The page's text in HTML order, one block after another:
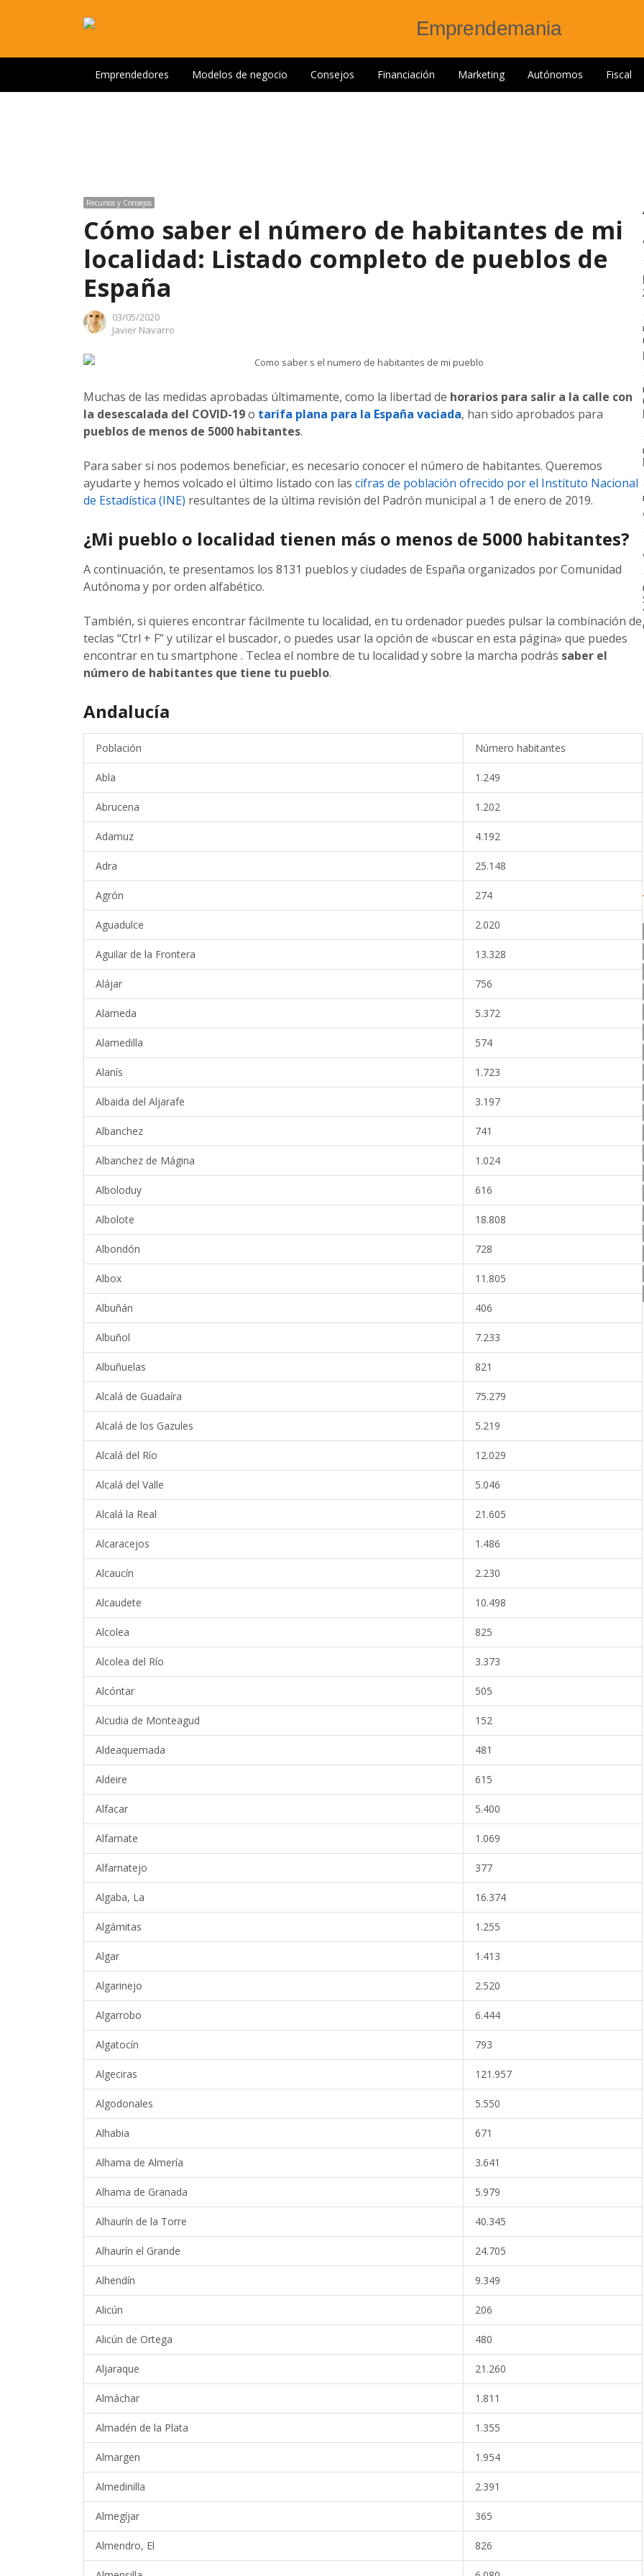
Emprendedores Modelos de negocio Consejos Financiación Marketing Autónomos Fiscal
Recursos y Consejos
Cómo saber el número de habitantes de mi
localidad: Listado completo de pueblos de
España
03/05/2020
Author
Javier Navarro
Muchas de las medidas aprobadas últimamente, como la libertad de horarios para salir a la calle con
la desescalada del COVID-19o tarifa plana para la España vaciada, han sido aprobados para
pueblos de menos de 5000 habitantes.
Para saber si nos podemos beneficiar, es necesario conocer el número de habitantes. Queremos
ayudarte y hemos volcado el último listado con las cifras de población ofrecido por el Instituto Nacional
de Estadística (INE) resultantes de la última revisión del Padrón municipal a 1 de enero de 2019.
¿Mi pueblo o localidad tienen más o menos de 5000 habitantes?
A continuación, te presentamos los 8131 pueblos y ciudades de España organizados por Comunidad
Autónoma y por orden alfabético.
También, si quieres encontrar fácilmente tu localidad, en tu ordenador puedes pulsar la combinación de
teclas “Ctrl + F” y utilizar el buscador, o puedes usar la opción de «buscar en esta página» que puedes
encontrar en tu smartphone . Teclea el nombre de tu localidad y sobre la marcha podrás saber el
número de habitantes que tiene tu pueblo.
Andalucía
Población Número habitantes
Abla 1.249
Abrucena 1.202
Adamuz 4.192
Adra 25.148
Agrón 274
Aguadulce 2.020
Aguilar de la Frontera 13.328
Alájar 756
Alameda 5.372
Alamedilla 574
Alanís 1.723
Albaida del Aljarafe 3.197
Albanchez 741
Albanchez de Mágina 1.024
Alboloduy 616
Albolote 18.808
Albondón 728
Albox 11.805
Albuñán 406
Albuñol 7.233
Albuñuelas 821
Alcalá de Guadaíra 75.279
Alcalá de los Gazules 5.219
Alcalá del Río 12.029
Alcalá del Valle 5.046
Alcalá la Real 21.605
Alcaracejos 1.486
Alcaucín 2.230
Alcaudete 10.498
Alcolea 825
Alcolea del Río 3.373
Alcóntar 505
Alcudia de Monteagud 152
Aldeaquemada 481
Aldeire 615
Alfacar 5.400
Alfarnate 1.069
Alfarnatejo 377
Algaba, La 16.374
Algámitas 1.255
Algar 1.413
Algarinejo 2.520
Algarrobo 6.444
Algatocín 793
Algeciras 121.957
Algodonales 5.550
Alhabia 671
Alhama de Almería 3.641
Alhama de Granada 5.979
Alhaurín de la Torre 40.345
Alhaurín el Grande 24.705
Alhendín 9.349
Alicún 206
Alicún de Ortega 480
Aljaraque 21.260
Almáchar 1.811
Almadén de la Plata 1.355
Almargen 1.954
Almedinilla 2.391
Almegíjar 365
Almendro, El 826